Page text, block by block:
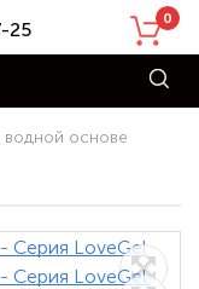
25 0
водной основе